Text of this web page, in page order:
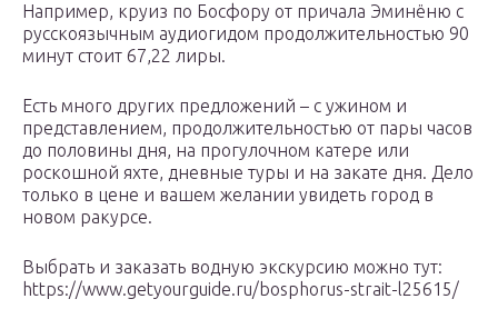
Например, круиз по Босфору от причала Эминёню с
русскоязычным аудиогидом продолжительностью 90
минут стоит 67,22 лиры.
Есть много других предложений – с ужином и
представлением, продолжительностью от пары часов
до половины дня, на прогулочном катере или
роскошной яхте, дневные туры и на закате дня. Дело
только в цене и вашем желании увидеть город в
новом ракурсе.
Выбрать и заказать водную экскурсию можно тут:
https://www.getyourguide.ru/bosphorus-strait-l25615/